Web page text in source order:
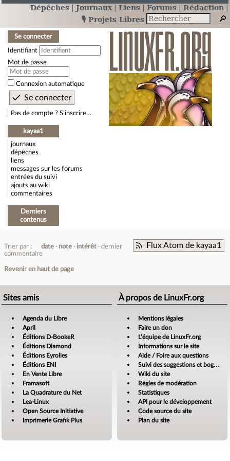
Dépêches Journaux Liens Forums
Rédaction
🎙️ Projets Libres
Se connecter
Identifiant
Mot de passe
Connexion automatique
Pas de compte ? S’inscrire…
kayaa1
journaux
dépêches
liens
messages sur les forums
entrées du suivi
ajouts au wiki
commentaires
Derniers
contenus
Flux Atom de kayaa1
Trier par : date note intérêt
dernier
commentaire
Revenir en haut de page
Sites amis
Agenda du Libre
April
Éditions D-BookeR
Éditions Diamond
Éditions Eyrolles
Éditions ENI
En Vente Libre
Framasoft
La Quadrature du Net
Lea-Linux
Open Source Initiative
Imprimerie Grafik Plus
À propos de LinuxFr.org
Mentions légales
Faire un don
L’équipe de LinuxFr.org
Informations sur le site
Aide / Foire aux questions
Suivi des suggestions et bogues
Wiki du site
Règles de modération
Statistiques
API pour le développement
Code source du site
Plan du site